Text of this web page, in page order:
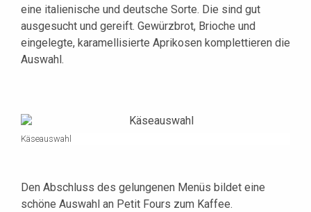
eine italienische und deutsche Sorte. Die sind gut
ausgesucht und gereift. Gewürzbrot, Brioche und
eingelegte, karamellisierte Aprikosen komplettieren die
Auswahl.
Käseauswahl
Den Abschluss des gelungenen Menüs bildet eine
schöne Auswahl an Petit Fours zum Kaffee.